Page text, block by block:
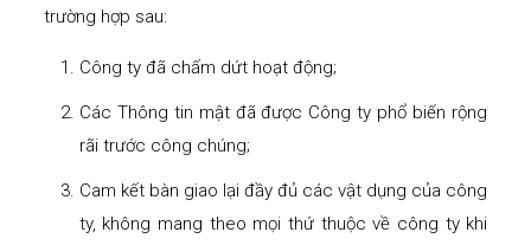
trường hợp sau:
Công ty đã chấm dứt hoạt động;
Các Thông tin mật đã được Công ty phổ biến rộng
rãi trước công chúng;
Cam kết bàn giao lại đầy đủ các vật dụng của công
ty, không mang theo mọi thứ thuộc về công ty khi